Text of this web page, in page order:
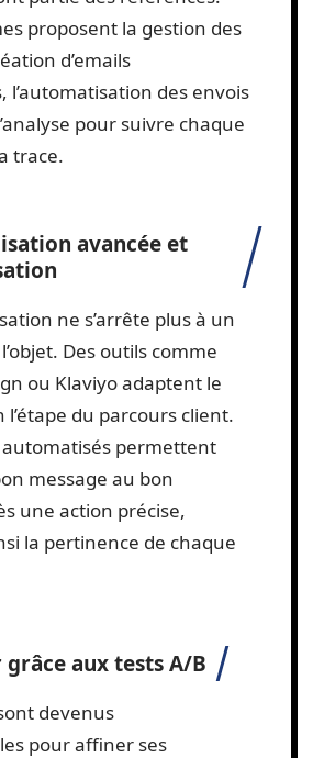
proposent la gestion des
d’emails
l’automatisation des envois
pour suivre chaque
trace.
avancée et
ne s’arrête plus à un
Des outils comme
ou Klaviyo adaptent le
du parcours client.
automatisés permettent
message au bon
une action précise,
la pertinence de chaque
aux tests A/B
devenus
pour affiner ses